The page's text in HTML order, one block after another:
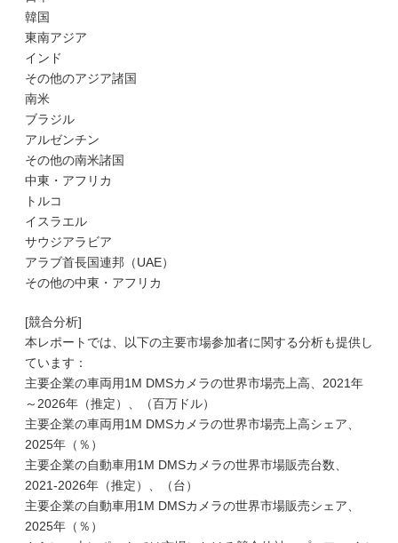
韓国
東南アジア
インド
その他のアジア諸国
南米
ブラジル
アルゼンチン
その他の南米諸国
中東・アフリカ
トルコ
イスラエル
サウジアラビア
アラブ首長国連邦（UAE）
その他の中東・アフリカ
[競合分析]
本レポートでは、以下の主要市場参加者に関する分析も提供し
ています：
主要企業の車両用1M DMSカメラの世界市場売上高、2021年
～2026年（推定）、（百万ドル）
主要企業の車両用1M DMSカメラの世界市場売上高シェア、
2025年（％）
主要企業の自動車用1M DMSカメラの世界市場販売台数、
2021-2026年（推定）、（台）
主要企業の自動車用1M DMSカメラの世界市場販売シェア、
2025年（％）